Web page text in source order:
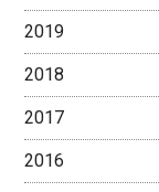
2019
2018
2017
2016